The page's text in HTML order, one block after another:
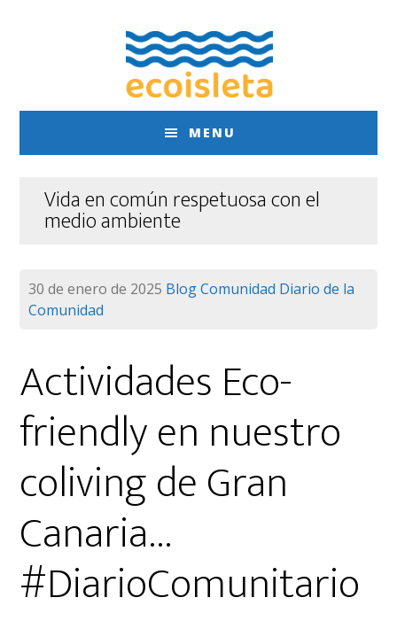
MENU
Vida en común respetuosa con el
medio ambiente
30 de enero de 2025 BlogComunidad Diario de la
Comunidad
Actividades Eco-
friendly en nuestro
coliving de Gran
Canaria…
#DiarioComunitario